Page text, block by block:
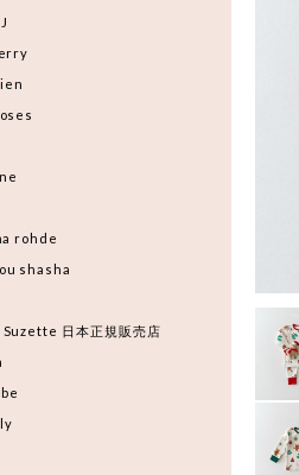
rohde
shasha
日本正規販売店